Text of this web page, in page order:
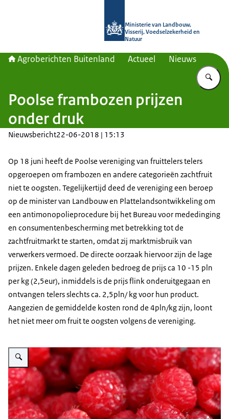
Ministerie van Landbouw,
Visserij, Voedselzekerheid en
Natuur
Agroberichten Buitenland Actueel Nieuws
Poolse frambozen prijzen
onder druk
Nieuwsbericht22-06-2018 | 15:13
Op 18 juni heeft de Poolse vereniging van fruittelers telers
opgeroepen om frambozen en andere categorieën zachtfruit
niet te oogsten. Tegelijkertijd deed de vereniging een beroep
op de minister van Landbouw en Plattelandsontwikkeling om
een antimonopolieprocedure bij het Bureau voor mededinging
en consumentenbescherming met betrekking tot de
zachtfruitmarkt te starten, omdat zij marktmisbruik van
verwerkers vermoed. De directe oorzaak hiervoor zijn de lage
prijzen. Enkele dagen geleden bedroeg de prijs ca 10 -15 pln
per kg (2,5eur), inmiddels is de prijs flink onderuitgegaan en
ontvangen telers slechts ca. 2,5pln/ kg voor hun product.
Aangezien de gemiddelde kosten rond de 4pln/kg zijn, loont
het niet meer om fruit te oogsten volgens de vereniging.
Vergroot afbeelding frambozen